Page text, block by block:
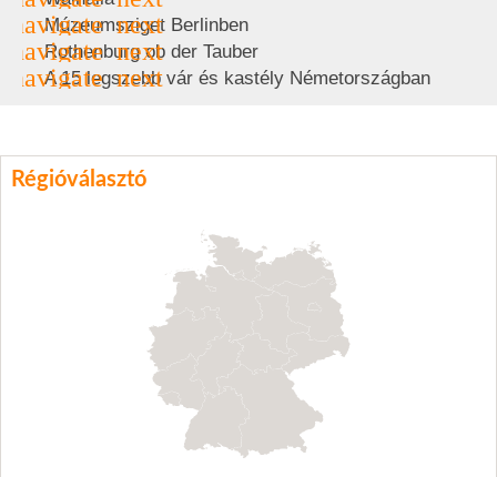
Múzeumsziget Berlinben
Rothenburg ob der Tauber
A 15 legszebb vár és kastély Németországban
Régióválasztó